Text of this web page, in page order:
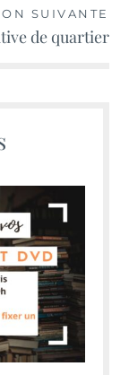
SUIVANTE
de quartier